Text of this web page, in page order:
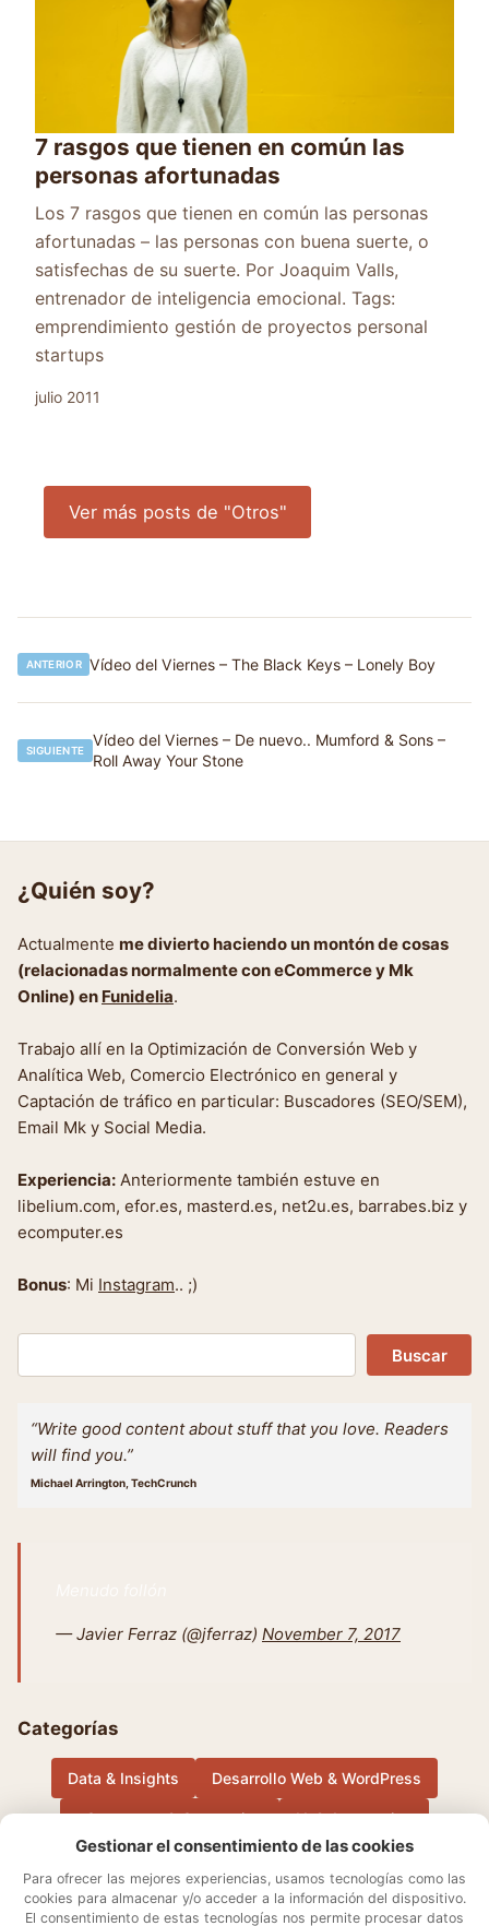
7 rasgos que tienen en común las
personas afortunadas
Los 7 rasgos que tienen en común las personas
afortunadas – las personas con buena suerte, o
satisfechas de su suerte. Por Joaquim Valls,
entrenador de inteligencia emocional. Tags:
emprendimiento gestión de proyectos personal
startups
julio 2011
Ver más posts de "Otros"
Navegación
ANTERIOR Vídeo del Viernes – The Black Keys – Lonely Boy
SIGUIENTE
Vídeo del Viernes – De nuevo.. Mumford & Sons –
Roll Away Your Stone
¿Quién soy?
Actualmente me divierto haciendo un montón de cosas
(relacionadas normalmente con eCommerce y Mk
Online) en Funidelia.
Trabajo allí en la Optimización de Conversión Web y
Analítica Web, Comercio Electrónico en general y
Captación de tráfico en particular: Buscadores (SEO/SEM),
Email Mk y Social Media.
Experiencia: Anteriormente también estuve en
libelium.com, efor.es, masterd.es, net2u.es, barrabes.biz y
ecomputer.es
Bonus: Mi Instagram.. ;)
Buscar
“Write good content about stuff that you love. Readers
will find you.”
Michael Arrington, TechCrunch
— Javier Ferraz (@jferraz) November 7, 2017
Categorías
Data & Insights Desarrollo Web & WordPress
eCommerce & Conversion IA & Automation
Música Otros Performance Marketing & Growth
Gestionar el consentimiento de las cookies
Para ofrecer las mejores experiencias, usamos tecnologías como las
cookies para almacenar y/o acceder a la información del dispositivo.
El consentimiento de estas tecnologías nos permite procesar datos